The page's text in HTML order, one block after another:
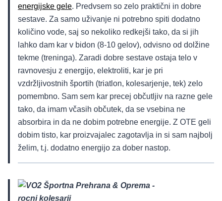
energijske gele. Predvsem so zelo praktični in dobre
sestave. Za samo uživanje ni potrebno spiti dodatno
količino vode, saj so nekoliko redkejši tako, da si jih
lahko dam kar v bidon (8-10 gelov), odvisno od dolžine
tekme (treninga). Zaradi dobre sestave ostaja telo v
ravnovesju z energijo, elektroliti, kar je pri
vzdržljivostnih športih (triatlon, kolesarjenje, tek) zelo
pomembno. Sam sem kar precej občutljiv na razne gele
tako, da imam včasih občutek, da se vsebina ne
absorbira in da ne dobim potrebne energije. Z OTE geli
dobim tisto, kar proizvajalec zagotavlja in si sam najbolj
želim, t.j. dodatno energijo za dober nastop.